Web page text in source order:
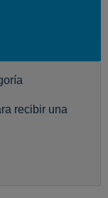
recibir una